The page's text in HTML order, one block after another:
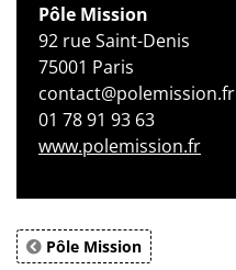
Pôle Mission
92 rue Saint-Denis
75001 Paris
​contact@polemission.fr
01 78 91 93 63
www.polemission.fr
Pôle Mission